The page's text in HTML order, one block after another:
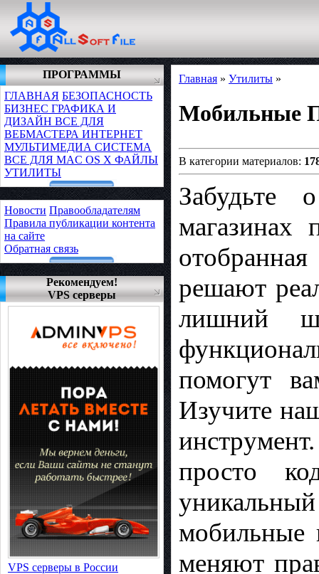
ПРОГРАММЫ
ГЛАВНАЯ БЕЗОПАСНОСТЬ
БИЗНЕС ГРАФИКА И
ДИЗАЙН ВСЕ ДЛЯ
ВЕБМАСТЕРА ИНТЕРНЕТ
МУЛЬТИМЕДИА СИСТЕМА
ВСЕ ДЛЯ MAC OS X ФАЙЛЫ
УТИЛИТЫ
Новости Правообладателям
Правила публикации контента
на сайте
Обратная связь
Рекомендуем!
VPS серверы
VPS серверы в России
Главная » Утилиты »
Мобильные
В категории материалов:
Забудьте
решают
лишний
помогут
Изучите
просто
мобильные
меняют